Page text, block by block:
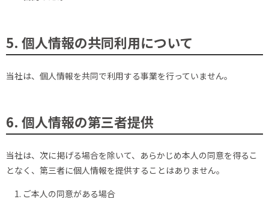
5. 個人情報の共同利用について
当社は、個人情報を共同で利用する事業を行っていません。
6. 個人情報の第三者提供
当社は、次に掲げる場合を除いて、あらかじめ本人の同意を得るこ
となく、第三者に個人情報を提供することはありません。
ご本人の同意がある場合